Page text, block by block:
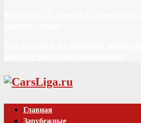
Vk
Главная
Зарубежные